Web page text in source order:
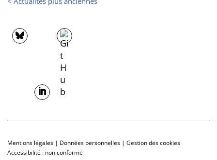
Mentions légales | Données personnelles | Gestion des cookies
Accessibilité : non conforme